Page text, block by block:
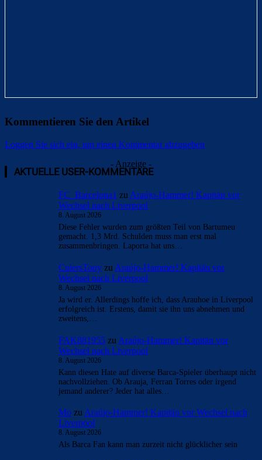
Kommentieren Sie den Artikel
Loggen Sie sich ein, um einen Kommentar abzugeben
- Anzeige -
AKTUELLE USER-KOMMENTARE
FC_Barcelona1 zu Araújo-Hammer! Kapitän vor
Wechsel nach Liverpool
8. August 2026
Diese Fehler wurden zum größten Teil von Bartumeu
gemacht. 1,3 Mrd. Schulden muss man erst mal
zusammenbringen. Laporta hat uns…
CulersTony zu Araújo-Hammer! Kapitän vor
Wechsel nach Liverpool
8. August 2026
Ja wird er. Allerdings hoffe ich, dass Arauhoe in Liverpool
erfolgreich ist. Erstens, damit sie ihn uns abnehmen und
zweitens,…
FAK881955 zu Araújo-Hammer! Kapitän vor
Wechsel nach Liverpool
8. August 2026
Kann diesen Hate auf diverse Barca-Spieler überhaupt nicht
nachvollziehen. Ob Arauja, Ferran Torres oder irgend
jemand anderer? Jeder hat alles…
Mo zu Araújo-Hammer! Kapitän vor Wechsel nach
Liverpool
8. August 2026
Als Barca Fan kann man zurzeit nicht glücklicher sein